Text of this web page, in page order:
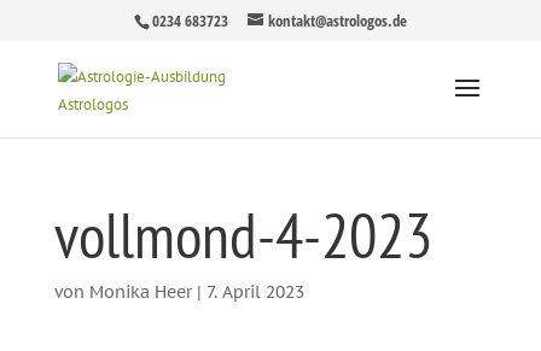
0234 683723 kontakt@astrologos.de
vollmond-4-2023
von Monika Heer| 7. April 2023